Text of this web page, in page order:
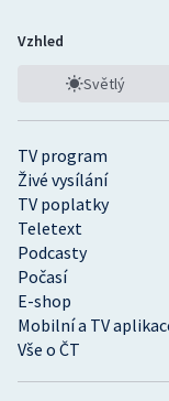
TV program
Živé vysílání
TV poplatky
Teletext
Podcasty
Počasí
E-shop
Mobilní a TV
Vše o ČT
Vzhled
Světlý